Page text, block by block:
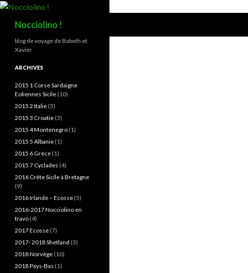
Nocciolino !
blog de voyage de Babeth et
Xavier
ARCHIVES
2015 1 Corse Sardaigne
Eoliennes Sicile (10)
2015 2 Italie (3)
2015 3 Croatie (3)
2015 4 Montenegro (1)
2015 5 Albanie (1)
2015 6 Grèce (1)
2015 7 Cyclades (4)
2016 Crête Sicile à Bretagne
(9)
2016 Irlande – Ecosse (5)
2016-2017 Nocciolino en
travo (4)
2017 Ecosse (7)
2017- 2018 Shetland (3)
2018 Norvège (10)
2018 Pays-Bas (1)